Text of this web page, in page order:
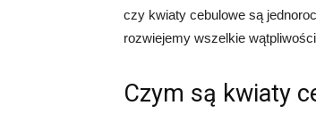
czy kwiaty cebulowe są
rozwiejemy wszelkie
Czym są kwiaty